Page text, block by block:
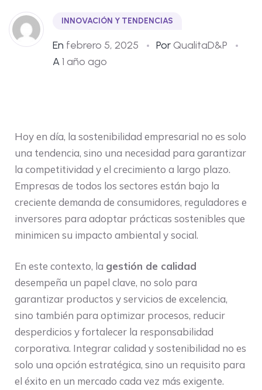
INNOVACIÓN Y TENDENCIAS
En febrero 5, 2025 PorQualitaD&P
A1 año ago
Hoy en día, la sostenibilidad empresarial no es solo
una tendencia, sino una necesidad para garantizar
la competitividad y el crecimiento a largo plazo.
Empresas de todos los sectores están bajo la
creciente demanda de consumidores, reguladores e
inversores para adoptar prácticas sostenibles que
minimicen su impacto ambiental y social.
En este contexto, la gestión de calidad
desempeña un papel clave, no solo para
garantizar productos y servicios de excelencia,
sino también para optimizar procesos, reducir
desperdicios y fortalecer la responsabilidad
corporativa. Integrar calidad y sostenibilidad no es
solo una opción estratégica, sino un requisito para
el éxito en un mercado cada vez más exigente.